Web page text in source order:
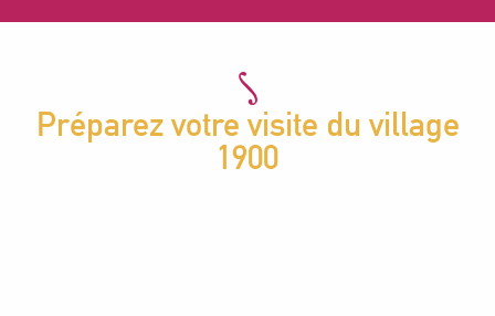
Préparez votre visite du village
1900